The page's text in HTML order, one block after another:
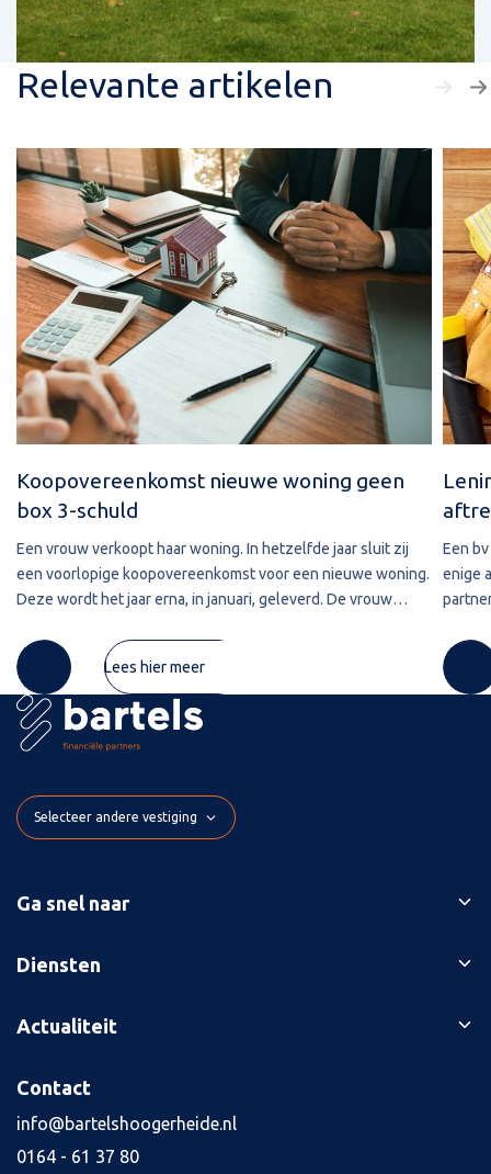
Relevante artikelen
Koopovereenkomst nieuwe woning geen
box 3-schuld
Een vrouw verkoopt haar woning. In hetzelfde jaar sluit zij
een voorlopige koopovereenkomst voor een nieuwe woning.
Deze wordt het jaar erna, in januari, geleverd. De vrouw
derdengeldrekening van
Lees hier meer
Een
enige
Selecteer andere vestiging
Ga snel naar
Ons verhaal
Succesverhalen
Diensten
Bedrijfsopvolging
Boekhouding
Kredietaanvraag
Jaarrekening
Actualiteit
Blog
Kennisbank
Vacatures
4
Contact
info@bartelshoogerheide.nl
0164 - 61 37 80